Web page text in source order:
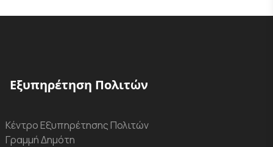
Εξυπηρέτηση Πολιτών
Κέντρο Εξυπηρέτησης Πολιτών
Γραμμή Δημότη